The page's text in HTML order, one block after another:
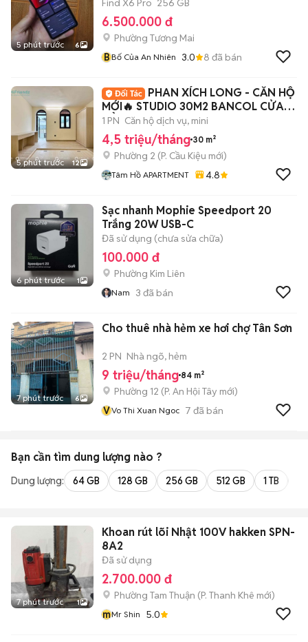
5 phút trước 6
Find X6 Pro 256 GB
6.500.000 đ
Phường Tương Mai
BBố Của An Nhiên 3.0 8 đã bán
5 phút trước 12
PHAN XÍCH LONG - CĂN HỘ
MỚI🔥 STUDIO 30M2 BANCOL CỬA
SỔ - FULL NT 100%
1 PN Căn hộ dịch vụ, mini
4,5 triệu/tháng 30 m²
Phường 2 (P. Cầu Kiệu mới)
Tâm Hồ APARTMENT 4.8
6 phút trước 1
Sạc nhanh Mophie Speedport 20
Trắng 20W USB-C
Đã sử dụng (chưa sửa chữa)
100.000 đ
Phường Kim Liên
Nam 3 đã bán
7 phút trước 6
Cho thuê nhà hẻm xe hơi chợ Tân Sơn
2 PN Nhà ngõ, hẻm
9 triệu/tháng 84 m²
Phường 12 (P. An Hội Tây mới)
VVo Thi Xuan Ngoc 7 đã bán
Bạn cần tìm dung lượng nào ?
Dung lượng: 64 GB 128 GB 256 GB 512 GB 1 TB
7 phút trước 1
Khoan rút lõi Nhật 100V hakken SPN-
8A2
Đã sử dụng
2.700.000 đ
Phường Tam Thuận (P. Thanh Khê mới)
mMr Shin 5.0